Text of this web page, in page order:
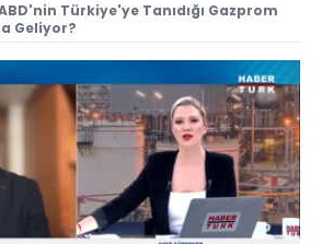
Türkiye'ye Tanıdığı Gazprom
Geliyor?